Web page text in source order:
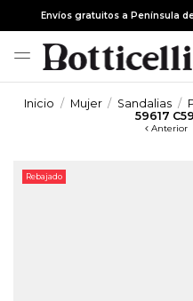
Envíos gratuitos a Península
Inicio Mujer Sandalias
59617
Anterior
Rebajado